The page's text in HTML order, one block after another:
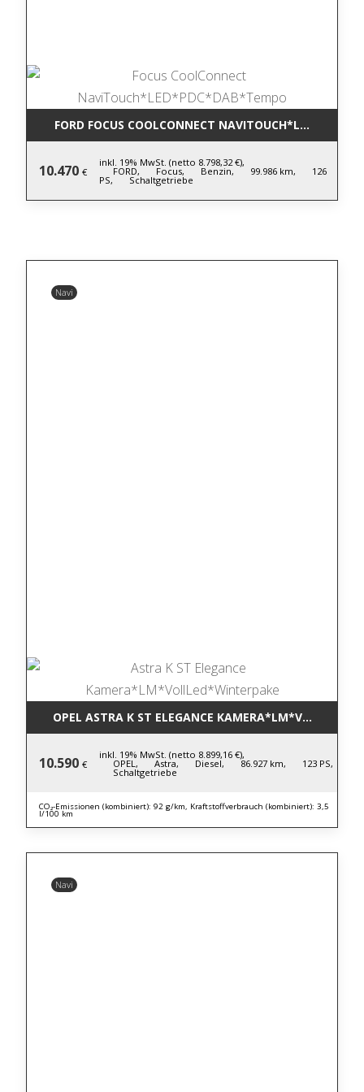
FORD FOCUS COOLCONNECT
10.470 €
inkl. 19% MwSt. (netto 8.798,32 €),
FORD, Focus, Benzin, 99.986 km, 126
PS, Schaltgetriebe
Navi
OPEL ASTRA K ST ELEGANCE
10.590 €
inkl. 19% MwSt. (netto 8.899,16 €),
OPEL, Astra, Diesel, 86.927 km, 123 PS,
Schaltgetriebe
CO₂-Emissionen (kombiniert): 92 g/km, Kraftstoffverbrauch (kombiniert): 3,5
l/100 km
Navi